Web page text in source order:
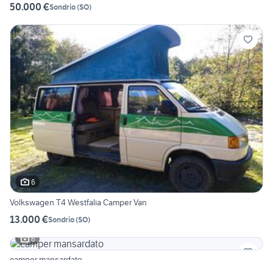
50.000 €Sondrio(SO)
6
Volkswagen T4 Westfalia Camper Van
13.000 €Sondrio(SO)
6